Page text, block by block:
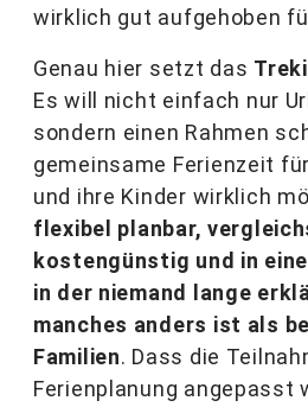
wirklich gut aufgehoben
Genau hier setzt das
Es will nicht einfach nur
sondern einen Rahmen
gemeinsame Ferienzeit
und ihre Kinder wirklich
flexibel planbar,
kostengünstig und in
in der niemand lange
manches anders ist als
Familien. Dass die
Ferienplanung angepasst